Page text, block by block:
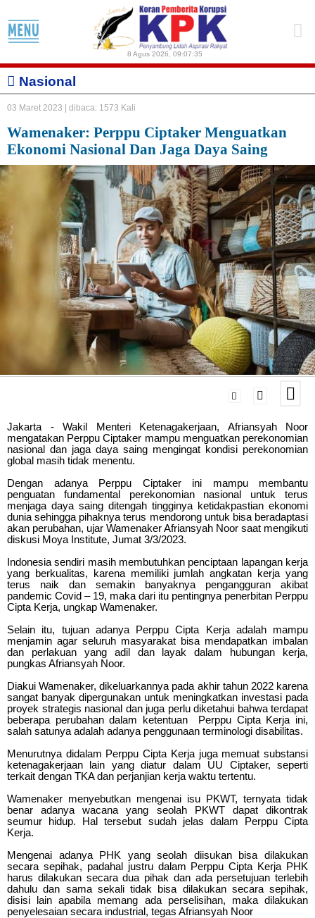
8 Agus 2026 09:07:35
Nasional
03 Maret 2023 | dibaca: 1573 Kali
Wamenaker: Perppu Ciptaker Menguatkan
Ekonomi Nasional Dan Jaga Daya Saing
Jakarta - Wakil Menteri Ketenagakerjaan, Afriansyah Noor
mengatakan Perppu Ciptaker mampu menguatkan perekonomian
nasional dan jaga daya saing mengingat kondisi perekonomian
global masih tidak menentu.
Dengan adanya Perppu Ciptaker ini mampu membantu
penguatan fundamental perekonomian nasional untuk terus
menjaga daya saing ditengah tingginya ketidakpastian ekonomi
dunia sehingga pihaknya terus mendorong untuk bisa beradaptasi
akan perubahan, ujar Wamenaker Afriansyah Noor saat mengikuti
diskusi Moya Institute, Jumat 3/3/2023.
Indonesia sendiri masih membutuhkan penciptaan lapangan kerja
yang berkualitas, karena memiliki jumlah angkatan kerja yang
terus naik dan semakin banyaknya pengangguran akibat
pandemic Covid – 19, maka dari itu pentingnya penerbitan Perppu
Cipta Kerja, ungkap Wamenaker.
Selain itu, tujuan adanya Perppu Cipta Kerja adalah mampu
menjamin agar seluruh masyarakat bisa mendapatkan imbalan
dan perlakuan yang adil dan layak dalam hubungan kerja,
pungkas Afriansyah Noor.
Diakui Wamenaker, dikeluarkannya pada akhir tahun 2022 karena
sangat banyak dipergunakan untuk meningkatkan investasi pada
proyek strategis nasional dan juga perlu diketahui bahwa terdapat
beberapa perubahan dalam ketentuan Perppu Cipta Kerja ini,
salah satunya adalah adanya penggunaan terminologi disabilitas.
Menurutnya didalam Perppu Cipta Kerja juga memuat substansi
ketenagakerjaan lain yang diatur dalam UU Ciptaker, seperti
terkait dengan TKA dan perjanjian kerja waktu tertentu.
Wamenaker menyebutkan mengenai isu PKWT, ternyata tidak
benar adanya wacana yang seolah PKWT dapat dikontrak
seumur hidup. Hal tersebut sudah jelas dalam Perppu Cipta
Kerja.
Mengenai adanya PHK yang seolah diisukan bisa dilakukan
secara sepihak, padahal justru dalam Perppu Cipta Kerja PHK
harus dilakukan secara dua pihak dan ada persetujuan terlebih
dahulu dan sama sekali tidak bisa dilakukan secara sepihak,
disisi lain apabila memang ada perselisihan, maka dilakukan
penyelesaian secara industrial, tegas Afriansyah Noor